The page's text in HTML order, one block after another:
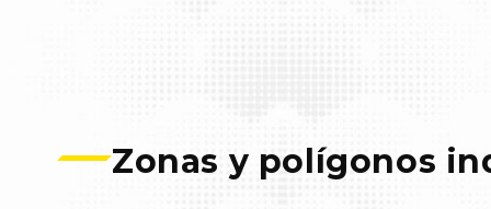
Zonas y polígonos